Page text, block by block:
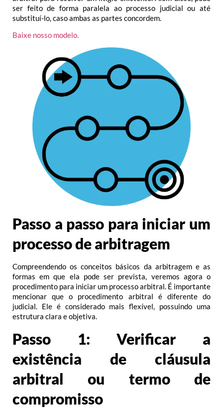
ser feito de forma paralela ao processo judicial ou até
substituí-lo, caso ambas as partes concordem.
Baixe nosso modelo.
Passo a passo para iniciar um
processo de arbitragem
Compreendendo os conceitos básicos da arbitragem e as
formas em que ela pode ser prevista, veremos agora o
procedimento para iniciar um processo arbitral. É importante
mencionar que o procedimento arbitral é diferente do
judicial. Ele é considerado mais flexível, possuindo uma
estrutura clara e objetiva.
Passo 1: Verificar a
existência de cláusula
arbitral ou termo de
compromisso